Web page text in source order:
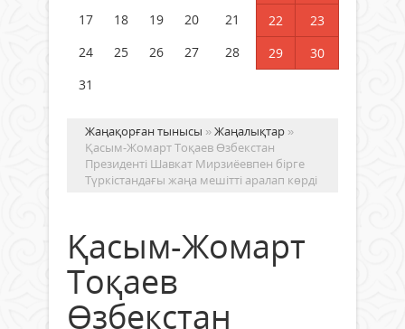
17
18 19 20 21 22
23
24
25 26 27 28 29
30
31
Жаңақорған тынысы »Жаңалықтар »
Қасым-Жомарт Тоқаев Өзбекстан
Президенті Шавкат Мирзиёевпен бірге
Түркістандағы жаңа мешітті аралап көрді
Қасым-Жомарт
Тоқаев
Өзбекстан